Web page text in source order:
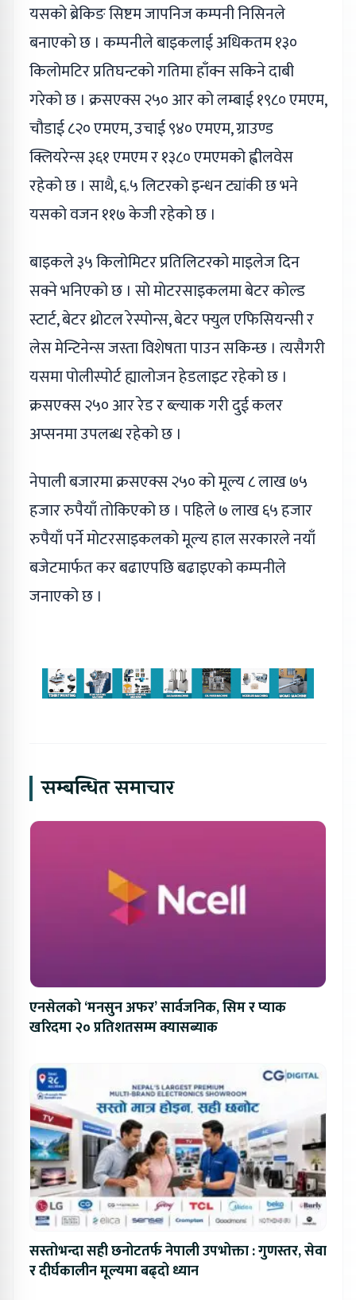
यसको ब्रेकिङ सिष्टम जापनिज कम्पनी निसिनले
बनाएको छ । कम्पनीले बाइकलाई अधिकतम १३०
किलोमटिर प्रतिघन्टको गतिमा हाँक्न सकिने दाबी
गरेको छ । क्रसएक्स २५० आर को लम्बाई १९८० एमएम,
चौडाई ८२० एमएम, उचाई ९४० एमएम, ग्राउण्ड
क्लियरेन्स ३६१ एमएम र १३८० एमएमको ह्वीलवेस
रहेको छ । साथै, ६.५ लिटरको इन्धन ट्यांकी छ भने
यसको वजन ११७ केजी रहेको छ ।
बाइकले ३५ किलोमिटर प्रतिलिटरको माइलेज दिन
सक्ने भनिएको छ । सो मोटरसाइकलमा बेटर कोल्ड
स्टार्ट, बेटर थ्रोटल रेस्पोन्स, बेटर फ्युल एफिसियन्सी र
लेस मेन्टिनेन्स जस्ता विशेषता पाउन सकिन्छ । त्यसैगरी
यसमा पोलीस्पोर्ट ह्यालोजन हेडलाइट रहेको छ ।
क्रसएक्स २५० आर रेड र ब्ल्याक गरी दुई कलर
अप्सनमा उपलब्ध रहेको छ ।
नेपाली बजारमा क्रसएक्स २५० को मूल्य ८ लाख ७५
हजार रुपैयाँ तोकिएको छ । पहिले ७ लाख ६५ हजार
रुपैयाँ पर्ने मोटरसाइकलको मूल्य हाल सरकारले नयाँ
बजेटमार्फत कर बढाएपछि बढाइएको कम्पनीले
जनाएको छ ।
सम्बन्धित समाचार
एनसेलको ‘मनसुन अफर’ सार्वजनिक, सिम र प्याक
खरिदमा २० प्रतिशतसम्म क्यासब्याक
सस्तोभन्दा सही छनोटतर्फ नेपाली उपभोक्ता : गुणस्तर, सेवा
र दीर्घकालीन मूल्यमा बढ्दो ध्यान